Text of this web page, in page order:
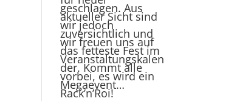
geschlagen. Aus
aktueller Sicht sind
wir jedoch
zuversichtlich und
wir freuen uns auf
das fetteste Fest im
Veranstaltungskalen
der. Kommt alle
vorbei, es wird ein
Megaevent…
Rack’n’Roi!